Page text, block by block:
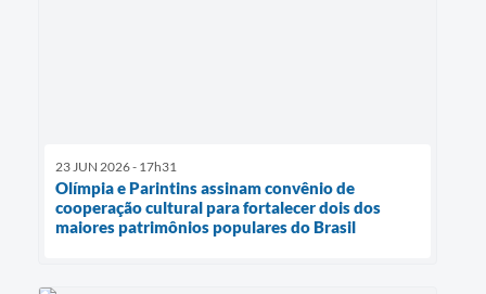
23 JUN 2026 - 17h31
Olímpia e Parintins assinam convênio de
cooperação cultural para fortalecer dois dos
maiores patrimônios populares do Brasil